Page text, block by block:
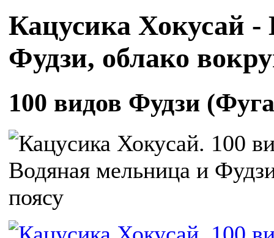
Кацусика Хокусай
Фудзи, облако
100 видов Фудзи